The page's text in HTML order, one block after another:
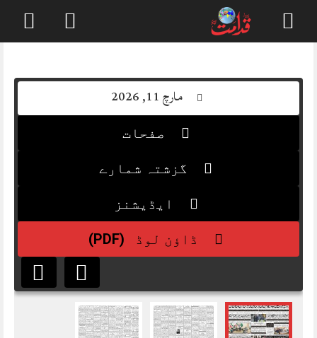
Skip
مارچ 11, 2026
صفحات
گزشتہ شمارے
ایڈیشنز
ڈاؤن لوڈ (PDF)